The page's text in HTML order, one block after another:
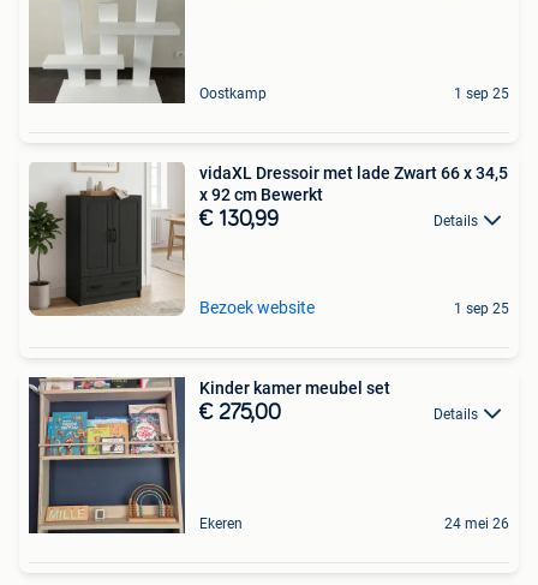
Oostkamp 1 sep 25
vidaXL Dressoir met lade Zwart 66 x 34,5
x 92 cm Bewerkt
€ 130,99 Details
Bezoek website 1 sep 25
Kinder kamer meubel set
€ 275,00 Details
Ekeren 24 mei 26